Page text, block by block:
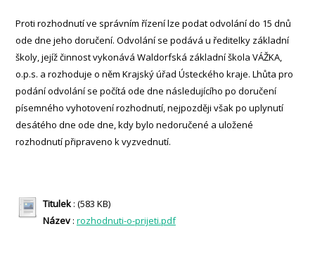
Proti rozhodnutí ve správním řízení lze podat odvolání do 15 dnů
ode dne jeho doručení. Odvolání se podává u ředitelky základní
školy, jejíž činnost vykonává Waldorfská základní škola VÁŽKA,
o.p.s. a rozhoduje o něm Krajský úřad Ústeckého kraje. Lhůta pro
podání odvolání se počítá ode dne následujícího po doručení
písemného vyhotovení rozhodnutí, nejpozději však po uplynutí
desátého dne ode dne, kdy bylo nedoručené a uložené
rozhodnutí připraveno k vyzvednutí.
Titulek: (583 KB)
Název: rozhodnuti-o-prijeti.pdf